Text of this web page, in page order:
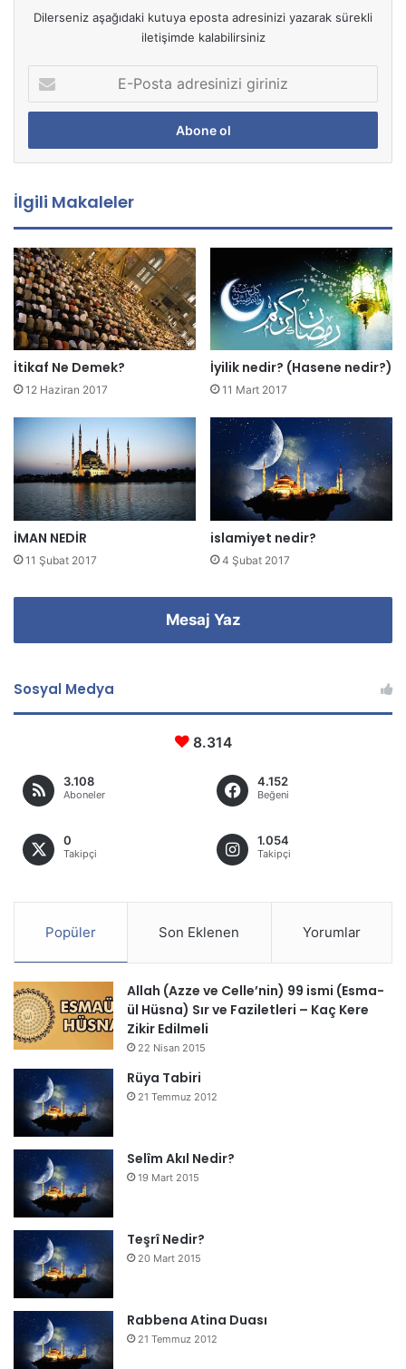
Dilerseniz aşağıdaki kutuya eposta adresinizi yazarak sürekli
iletişimde kalabilirsiniz
P
s
a
d
r
e
s
i
n
i
z
g
i
i
n
İlgili Makaleler
İtikaf Ne Demek?
12 Haziran 2017
İyilik nedir? (Hasene nedir?)
11 Mart 2017
İMAN NEDİR
11 Şubat 2017
islamiyet nedir?
4 Şubat 2017
Mesaj Yaz
Sosyal Medya
8.314
3.108
Aboneler
4.152
Beğeni
0
Takipçi
1.054
Takipçi
Popüler Son Eklenen Yorumlar
Allah (Azze ve Celle’nin) 99 ismi (Esma-
ül Hüsna) Sır ve Faziletleri – Kaç Kere
Zikir Edilmeli
22 Nisan 2015
Rüya Tabiri
21 Temmuz 2012
Selîm Akıl Nedir?
19 Mart 2015
Teşrî Nedir?
20 Mart 2015
Rabbena Atina Duası
21 Temmuz 2012